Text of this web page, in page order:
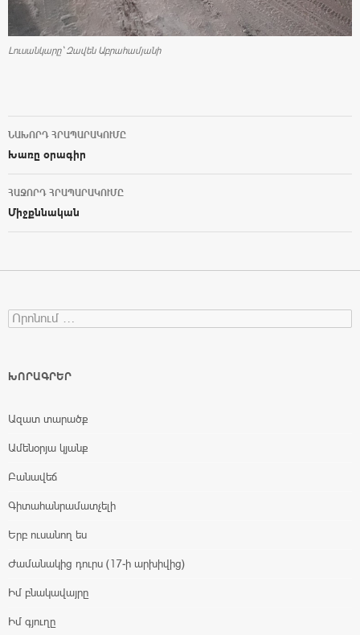
Լուսանկարը` Զավեն Աբրահամյանի
Post navigation
ՆԱԽՈՐԴ ՀՐԱՊԱՐԱԿՈՒՄԸ
Խառը օրագիր
ՀԱՋՈՐԴ ՀՐԱՊԱՐԱԿՈՒՄԸ
Միջքննական
Search for:
ԽՈՐԱԳՐԵՐ
Ազատ տարածք
Ամենօրյա կյանք
Բանավեճ
Գիտահանրամատչելի
Երբ ուսանող ես
Ժամանակից դուրս (17-ի արխիվից)
Իմ բնակավայրը
Իմ գյուղը